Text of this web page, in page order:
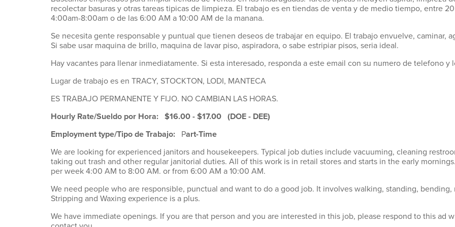
recolectar basuras y otras tareas tipicas de limpieza. El trabajo es en tiendas de venta y de medio tiempo, entre
4:00am-8:00am o de las 6:00 AM a 10:00 AM de la manana.
Se necesita gente responsable y puntual que tienen deseos de trabajar en equipo. El trabajo envuelve, caminar,
Si sabe usar maquina de brillo, maquina de lavar piso, aspiradora, o sabe estripiar pisos, seria ideal.
Hay vacantes para llenar inmediatamente. Si esta interesado, responda a este email con su numero de telefono y
Lugar de trabajo es en TRACY, STOCKTON, LODI, MANTECA
ES TRABAJO PERMANENTE Y FIJO. NO CAMBIAN LAS HORAS.
Hourly Rate/Sueldo por Hora: $16.00 - $17.00 (DOE - DEE)
Employment type/Tipo de Trabajo: Part-Time
We are looking for experienced janitors and housekeepers. Typical job duties include vacuuming, cleaning
taking out trash and other regular janitorial duties. All of this work is in retail stores and starts in the early
per week 4:00 AM to 8:00 AM. or from 6:00 AM a 10:00 AM.
We need people who are responsible, punctual and want to do a good job. It involves walking, standing,
Stripping and Waxing experience is a plus.
We have immediate openings. If you are that person and you are interested in this job, please respond to this ad